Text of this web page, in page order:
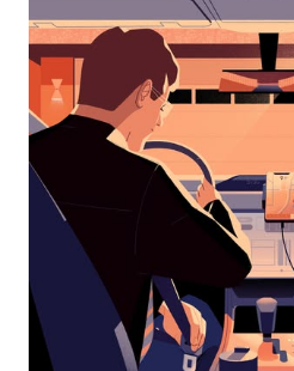
Esc-
painikkeella.